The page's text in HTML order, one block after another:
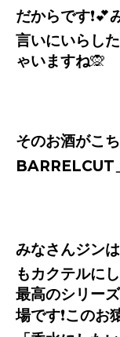
だからです❗️💕
言いにいらし
ゃいますね🙊
そのお酒がこ
BARRELCUT
みなさんジン
もカクテルに
最高のシリーズ
場です❗️このお